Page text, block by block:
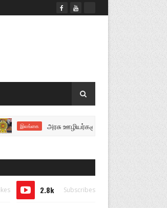
அரசு ஊழியர்களுக்கு மகிழ்ச்சியான செய்தி..!
2.8k Subscribes